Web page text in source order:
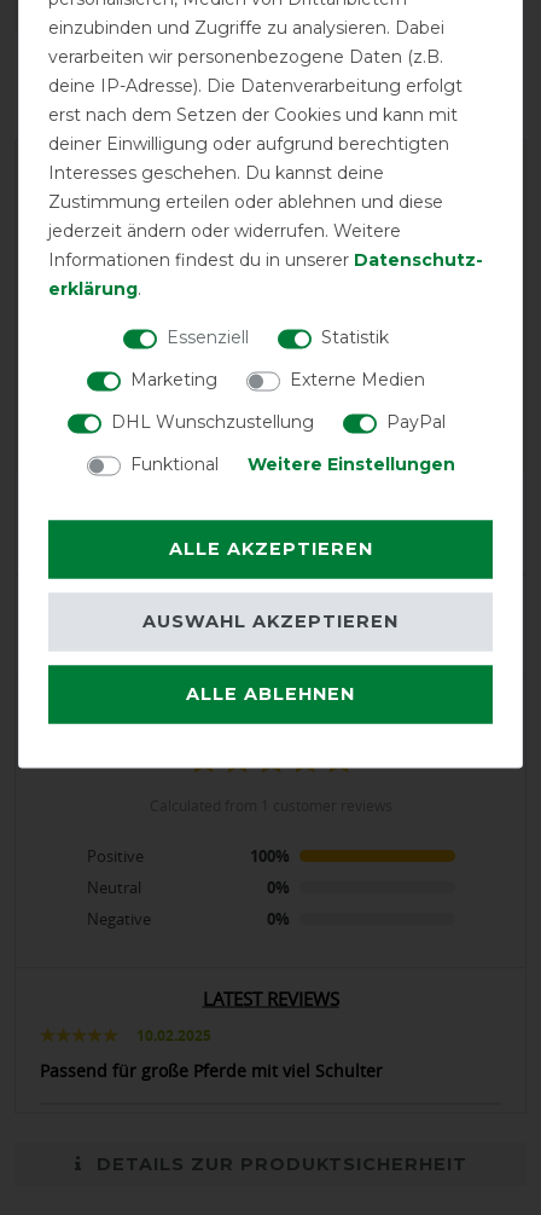
Reißfestigkeit Wasserdichtigkeit
EXCELLENT
Busse Outdoordecke
Flexible Pro 100g - navy
(grau)
1
5/5
product experience
Positive
100%
Neutral
0%
Negative
0%
LATEST REVIEWS
10.02.2025
Passend für große Pferde mit viel Schulter
DETAILS ZUR PRODUKTSICHERHEIT
einzubinden und Zugriffe zu analysieren. Dabei
verarbeiten wir personenbezogene Daten (z.B.
deine IP-Adresse). Die Datenverarbeitung erfolgt
erst nach dem Setzen der Cookies und kann mit
deiner Einwilligung oder aufgrund berechtigten
Interesses geschehen. Du kannst deine
Zustimmung erteilen oder ablehnen und diese
jederzeit ändern oder widerrufen. Weitere
Informationen findest du in unserer Daten­schutz­
erklärung.
Essenziell
Statistik
Marketing
Externe Medien
DHL Wunschzustellung
PayPal
Funktional
Weitere Einstellungen
ALLE AKZEPTIEREN
ALLE ABLEHNEN
AUSWAHL AKZEPTIEREN